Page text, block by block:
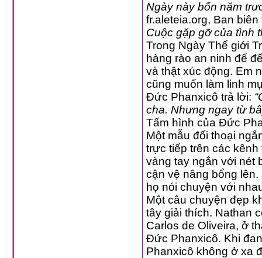
Ngày này bốn năm
fr.aleteia.org, Ban
Cuộc gặp gỡ của tình
Trong Ngày Thế giới Trẻ
hàng rào an ninh để đến
và thật xúc động. Em nói
cũng muốn làm linh mục của
Đức Phanxicô trả lời:
cha. Nhưng ngay từ
Tấm hình của Đức
Một mẫu đối thoại ngắn,
trực tiếp trên các kênh truyền
vàng tay ngắn với nét bạo gan của
cận vệ nâng bổng lên. Em nhảy lên ôm
họ nói chuyện với
Một câu chuyện đẹp
tây giải thích. Nathan có mẹ
Carlos de Oliveira, ở thành phố
Đức Phanxicô. Khi đang trên đường đến
Phanxicô không ở xa đó: họ ngừng xe lại.